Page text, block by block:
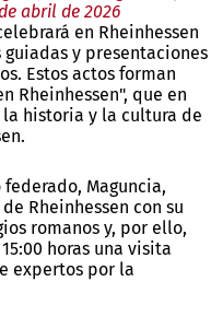
abril de 2026
en Rheinhessen
guiadas y presentaciones
Estos actos forman
Rheinhessen", que en
la historia y la cultura de
Maguncia,
Rheinhessen con su
romanos y, por ello,
horas una visita
expertos por la